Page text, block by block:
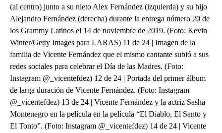
(al centro) junto a su nieto Alex Fernández (izquierda) y su hijo
Alejandro Fernández (derecha) durante la entrega número 20 de
los Grammy Latinos el 14 de noviembre de 2019. (Foto: Kevin
Winter/Getty Images para LARAS) 11 de 24 | Imagen de la
familia de Vicente Fernández que el mismo cantante subió a sus
redes sociales para celebrar el Día de las Madres. (Foto:
Instagram @_vicentefdez) 12 de 24 | Portada del primer álbum
de larga duración de Vicente Fernández. (Foto: Instagram
@_vicentefdez) 13 de 24 | Vicente Fernández y la actriz Sasha
Montenegro en la película en la película “El Diablo, El Santo y
El Tonto”. (Foto: Instagram @_vicentefdez) 14 de 24 | Vicente